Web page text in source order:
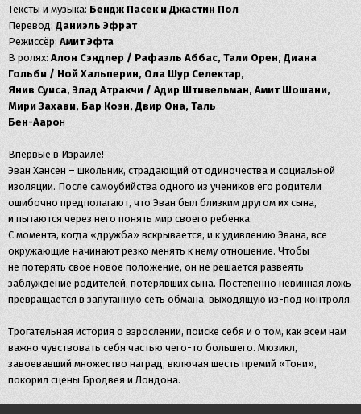
Тексты и музыка: Бендж Пасек и Джастин Пол
Перевод: Даниэль Эфрат
Режиссёр: Амит Эфта
В ролях: Алон Сэндлер / Рафаэль Аббас, Тали Орен, Диана
Гольби / Ной Хальперин, Ола Шур Селектар,
Янив Суиса, Элад Атракчи / Адир Штивельман, Амит Шошани,
Мири Захави, Бар Коэн, Двир Она, Таль
Бен-Аарон
Впервые в Израиле!
Эван Хансен – школьник, страдающий от одиночества и социальной
изоляции. После самоубийства одного из учеников его родители
ошибочно предполагают, что Эван был близким другом их сына,
и пытаются через него понять мир своего ребенка.
С момента, когда «дружба» вскрывается, и к удивлению Эвана, все
окружающие начинают резко менять к нему отношение. Чтобы
не потерять своё новое положение, он не решается развеять
заблуждение родителей, потерявших сына. Постепенно невинная ложь
превращается в запутанную сеть обмана, выходящую из-под контроля.
Трогательная история о взрослении, поиске себя и о том, как всем нам
важно чувствовать себя частью чего-то большего. Мюзикл,
завоевавший множество наград, включая шесть премий «Тони»,
покорил сцены Бродвея и Лондона.